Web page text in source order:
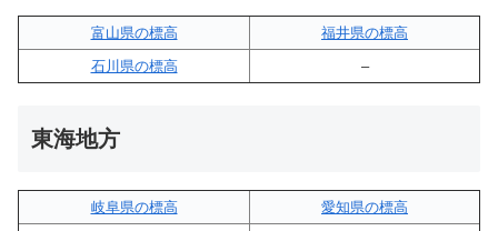
富山県の標高
福井県の標高
石川県の標高
–
東海地方
岐阜県の標高
愛知県の標高